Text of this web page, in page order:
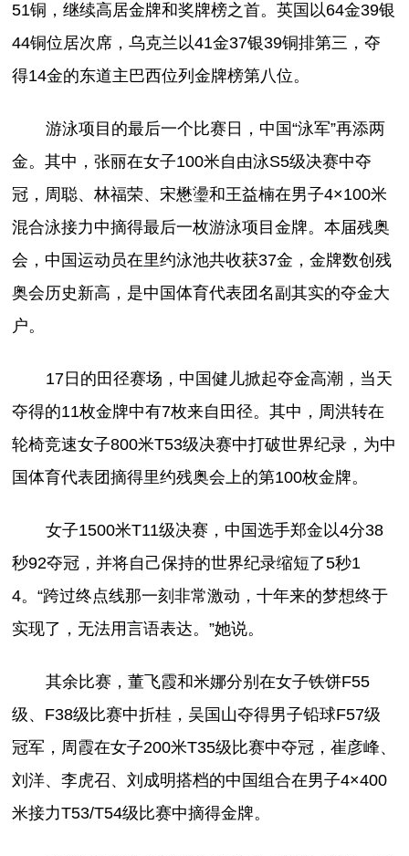
51铜，继续高居金牌和奖牌榜之首。英国以64金39银
44铜位居次席，乌克兰以41金37银39铜排第三，夺
得14金的东道主巴西位列金牌榜第八位。
游泳项目的最后一个比赛日，中国“泳军”再添两
金。其中，张丽在女子100米自由泳S5级决赛中夺
冠，周聪、林福荣、宋懋璗和王益楠在男子4×100米
混合泳接力中摘得最后一枚游泳项目金牌。本届残奥
会，中国运动员在里约泳池共收获37金，金牌数创残
奥会历史新高，是中国体育代表团名副其实的夺金大
户。
17日的田径赛场，中国健儿掀起夺金高潮，当天
夺得的11枚金牌中有7枚来自田径。其中，周洪转在
轮椅竞速女子800米T53级决赛中打破世界纪录，为中
国体育代表团摘得里约残奥会上的第100枚金牌。
女子1500米T11级决赛，中国选手郑金以4分38
秒92夺冠，并将自己保持的世界纪录缩短了5秒1
4。“跨过终点线那一刻非常激动，十年来的梦想终于
实现了，无法用言语表达。”她说。
其余比赛，董飞霞和米娜分别在女子铁饼F55
级、F38级比赛中折桂，吴国山夺得男子铅球F57级
冠军，周霞在女子200米T35级比赛中夺冠，崔彦峰、
刘洋、李虎召、刘成明搭档的中国组合在男子4×400
米接力T53/T54级比赛中摘得金牌。